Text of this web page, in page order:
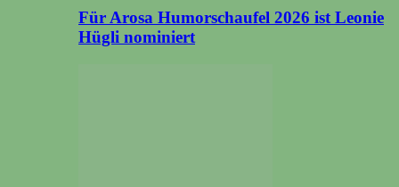
Für Arosa Humorschaufel 2026 ist Leonie
Hügli nominiert